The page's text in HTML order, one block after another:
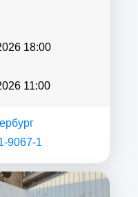
18:00
11:00
9067-1